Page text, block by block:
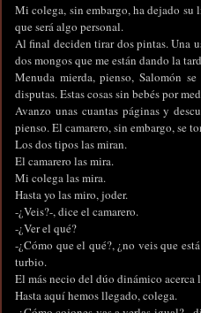
Mi colega, sin embargo, ha dejado su
que será algo personal.
Al final deciden tirar dos pintas. Una
dos mongos que me están dando la
Menuda mierda, pienso, Salomón
disputas. Estas cosas sin bebés por
Avanzo unas cuantas páginas y
pienso. El camarero, sin embargo, se
Los dos tipos las miran.
El camarero las mira.
Mi colega las mira.
Hasta yo las miro, joder.
-¿Veis?-, dice el camarero.
-¿Ver el qué?
-¿Cómo que el qué?, ¿no veis que
turbio.
El más necio del dúo dinámico acerca
Hasta aquí hemos llegado, colega.